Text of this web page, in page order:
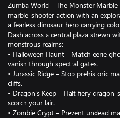
Zumba World – The Monster Marble
marble-shooter action with an
a fearless dinosaur hero carrying
Dash across a central plaza strewn
monstrous realms:
• Halloween Haunt – Match eerie
vanish through spectral gates.
• Jurassic Ridge – Stop prehistoric
cliffs.
• Dragon’s Keep – Halt fiery
scorch your lair.
• Zombie Crypt – Prevent undead